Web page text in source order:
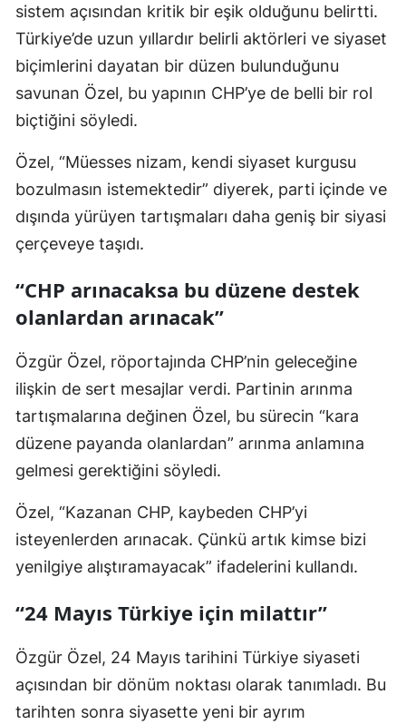
sistem açısından kritik bir eşik olduğunu belirtti.
Türkiye’de uzun yıllardır belirli aktörleri ve siyaset
biçimlerini dayatan bir düzen bulunduğunu
savunan Özel, bu yapının CHP’ye de belli bir rol
biçtiğini söyledi.
Özel, “Müesses nizam, kendi siyaset kurgusu
bozulmasın istemektedir” diyerek, parti içinde ve
dışında yürüyen tartışmaları daha geniş bir siyasi
çerçeveye taşıdı.
“CHP arınacaksa bu düzene destek
olanlardan arınacak”
Özgür Özel, röportajında CHP’nin geleceğine
ilişkin de sert mesajlar verdi. Partinin arınma
tartışmalarına değinen Özel, bu sürecin “kara
düzene payanda olanlardan” arınma anlamına
gelmesi gerektiğini söyledi.
Özel, “Kazanan CHP, kaybeden CHP’yi
isteyenlerden arınacak. Çünkü artık kimse bizi
yenilgiye alıştıramayacak” ifadelerini kullandı.
“24 Mayıs Türkiye için milattır”
Özgür Özel, 24 Mayıs tarihini Türkiye siyaseti
açısından bir dönüm noktası olarak tanımladı. Bu
tarihten sonra siyasette yeni bir ayrım